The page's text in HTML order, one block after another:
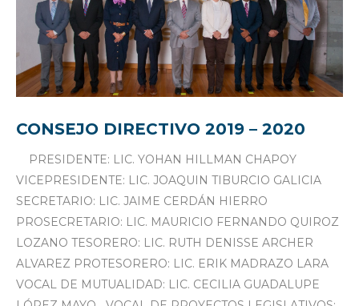
CONSEJO DIRECTIVO 2019 – 2020
PRESIDENTE: LIC. YOHAN HILLMAN CHAPOY
VICEPRESIDENTE: LIC. JOAQUIN TIBURCIO GALICIA
SECRETARIO: LIC. JAIME CERDÁN HIERRO
PROSECRETARIO: LIC. MAURICIO FERNANDO QUIROZ
LOZANO TESORERO: LIC. RUTH DENISSE ARCHER
ALVAREZ PROTESORERO: LIC. ERIK MADRAZO LARA
VOCAL DE MUTUALIDAD: LIC. CECILIA GUADALUPE